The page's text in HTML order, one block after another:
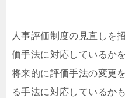
人事評価制度の見直しを
価手法に対応しているか
将来的に評価手法の変更
る手法に対応しているか